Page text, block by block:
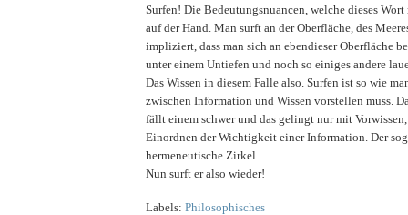
Surfen! Die Bedeutungsnuancen, welche dieses
auf der Hand. Man surft an der Oberfläche, des
impliziert, dass man sich an ebendieser Oberfläche
unter einem Untiefen und noch so einiges andere
Das Wissen in diesem Falle also. Surfen ist so wie
zwischen Information und Wissen vorstellen muss.
fällt einem schwer und das gelingt nur mit
Einordnen der Wichtigkeit einer Information. Der
hermeneutische Zirkel.
Nun surft er also wieder!
Labels: Philosophisches